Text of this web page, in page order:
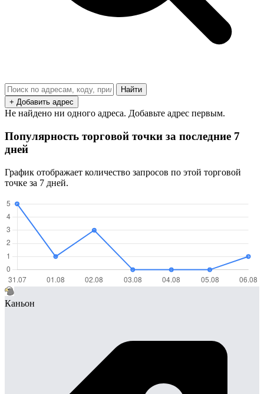
Найти
+ Добавить адрес
Не найдено ни одного адреса. Добавьте адрес первым.
Популярность торговой точки за последние 7
дней
График отображает количество запросов по этой торговой
точке за 7 дней.
Каньон